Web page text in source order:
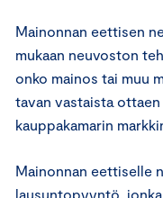
Mainonnan eettisen
mukaan neuvoston
onko mainos tai muu
tavan vastaista
kauppakamarin
Mainonnan eettiselle
lausuntopyyntö,